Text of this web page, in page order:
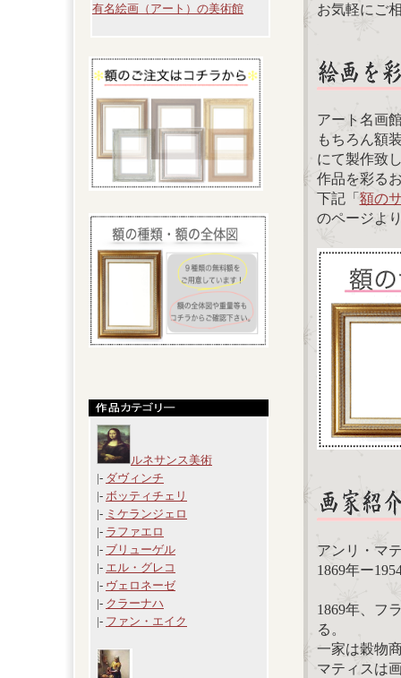
有名絵画（アート）の美術館
ルネサンス美術
|- ダヴィンチ
|- ボッティチェリ
|- ミケランジェロ
|- ラファエロ
|- ブリューゲル
|- エル・グレコ
|- ヴェロネーゼ
|- クラーナハ
|- ファン・エイク
お気軽にご
アート名画
もちろん額
にて製作致
作品を彩る
下記「額の
のページよ
アンリ・マ
1869年ー
1869年、フ
る。
一家は穀物
マティスは